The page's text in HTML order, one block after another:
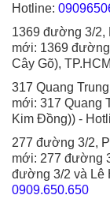
Hotline:
1369 đường 3/2,
mới: 1369
Cây Gõ),
317 Quang
mới: 317 Quang
Kim Đồng)) -
277 đường 3/2,
mới: 277 đường
đường 3/2 và Lê
0909.650.650